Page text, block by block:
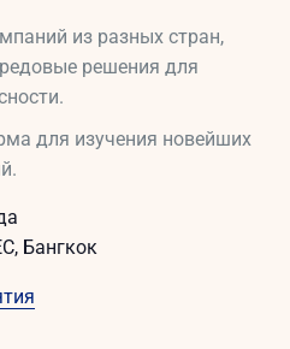
из разных стран,
решения для
для изучения новейших
Бангкок